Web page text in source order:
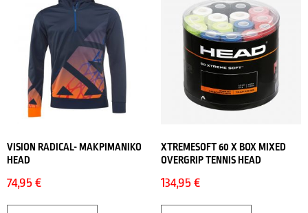
VISION RADICAL- ΜΑΚΡΙΜΑΝΙΚΟ
HEAD
74,95€
XTREMESOFT 60 X BOX MIXED
OVERGRIP TENNIS HEAD
134,95€